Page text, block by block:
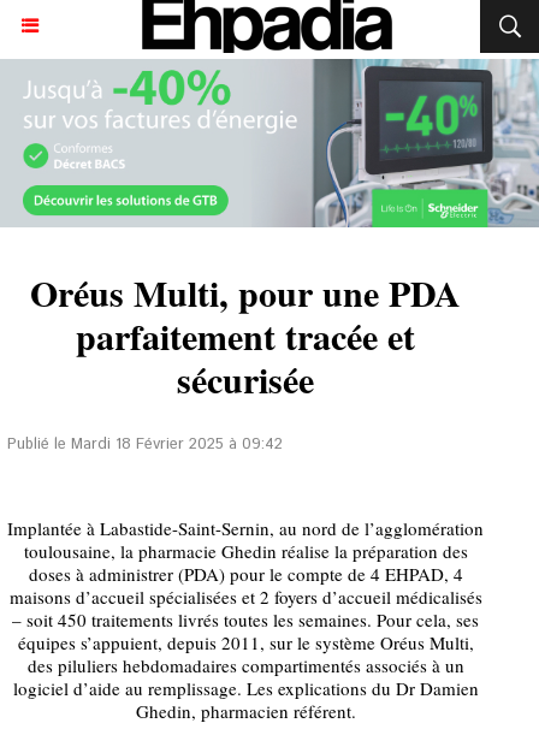
Oréus Multi, pour une PDA
parfaitement tracée et
sécurisée
Publié le Mardi 18 Février 2025 à 09:42
Implantée à Labastide-Saint-Sernin, au nord de l’agglomération
toulousaine, la pharmacie Ghedin réalise la préparation des
doses à administrer (PDA) pour le compte de 4 EHPAD, 4
maisons d’accueil spécialisées et 2 foyers d’accueil médicalisés
– soit 450 traitements livrés toutes les semaines. Pour cela, ses
équipes s’appuient, depuis 2011, sur le système Oréus Multi,
des piluliers hebdomadaires compartimentés associés à un
logiciel d’aide au remplissage. Les explications du Dr Damien
Ghedin, pharmacien référent.